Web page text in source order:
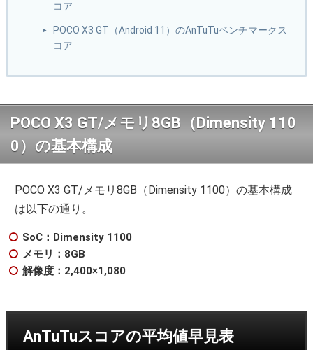
コア
POCO X3 GT（Android 11）のAnTuTuベンチマークス
コア
POCO X3 GT/メモリ8GB（Dimensity 110
0）の基本構成
POCO X3 GT/メモリ8GB（Dimensity 1100）の基本構成
は以下の通り。
SoC：Dimensity 1100
メモリ：8GB
解像度：2,400×1,080
AnTuTuスコアの平均値早見表